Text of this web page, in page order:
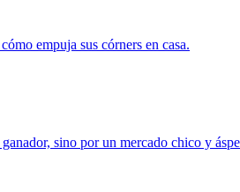
empuja sus córners en casa.
sino por un mercado chico y